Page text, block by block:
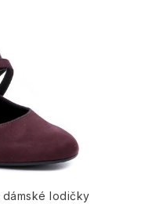
lodičky